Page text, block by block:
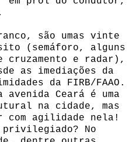
são umas vinte
(semáforo, alguns
cruzamento e radar),
as imediações da
da FIRB/FAAO.
Ceará é uma
na cidade, mas
com agilidade nela!
No